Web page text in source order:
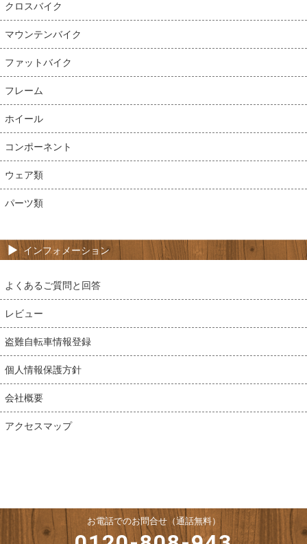
クロスバイク
マウンテンバイク
ファットバイク
フレーム
ホイール
コンポーネント
ウェア類
パーツ類
インフォメーション
よくあるご質問と回答
レビュー
盗難自転車情報登録
個人情報保護方針
会社概要
アクセスマップ
お電話でのお問合せ（通話無料）